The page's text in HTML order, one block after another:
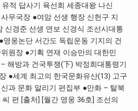
적 답사기 육선희 세종대왕 나신
무국장 ●여암 선생 행장 신헌구 지
신경준 선생 연보 신경식 조선시대통
영웅논단 서간도 독립운동 기지의 건
원장 ●기획 연재 이승만의 대한민
해방과 건국투쟁(下) 박정희대통령기
●세계 최고의 한국문화유산(13) 고구
과 문화 알리기 편집부 ●만화 – 탈북
편 [출처] [월간 영웅 36호] 조선의